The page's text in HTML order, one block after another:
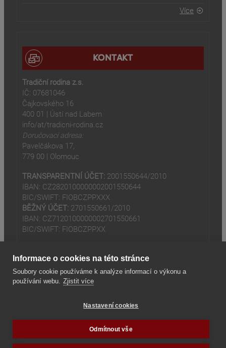
Více
KONTAKT
Tradiční rodina z.s.
IČ: 07681046
Čajkovského 16
400 01 | Ústí nad Labem
info/at/tradicni-rodina.cz
Doručovací adresa:
Pavelčákova 17,
779 00 | Olomouc
TRANSPARENTNÍ ÚČET: 2001550644/2010
IBAN: CZ2820100000002001550644
BIC/SWIFT: FIOBCZPPXXX
BĚŽNÝ ÚČET: 2701550661/2010
IBAN: CZ7120100000002701550661
BIC/SWIFT: FIOBCZPPXX
Seznam odkazů
(odkaz je externí)
Informace o cookies na této stránce
Soubory cookie používáme k analýze informací o výkonu a
používání webu. Zjistit více
Nastavení cookies
Odmítnout vše